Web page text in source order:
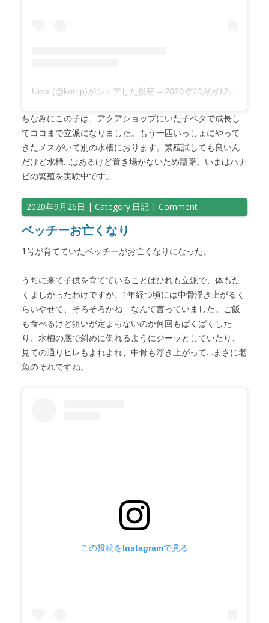
Ume.(@kotrip)がシェアした投稿 – 2020年10月月12日午後11時31分PDT
ちなみにこの子は、アクアショップにいた子ベタで成長し
てココまで立派になりました。もう一匹いっしょにやって
きたメスがいて別の水槽におります。繁殖試しても良いん
だけど水槽…はあるけど置き場がないため躊躇。いまはハナ
ビの繁殖を実験中です。
2020年9月26日 | Category:日記 | Comment
ベッチーお亡くなり
1号が育てていたベッチーがお亡くなりになった。
うちに来て子供を育てていることはひれも立派で、体もた
くましかったわけですが、1年経つ頃には中骨浮き上がるく
らいやせて、そろそろかね―なんて言っていました。ご飯
も食べるけど狙いが定まらないのか何回もぱくぱくした
り、水槽の底で斜めに倒れるようにジーッとしていたり、
見ての通りヒレもよれよれ、中骨も浮き上がって…まさに老
魚のそれですね。
この投稿をInstagramで見る